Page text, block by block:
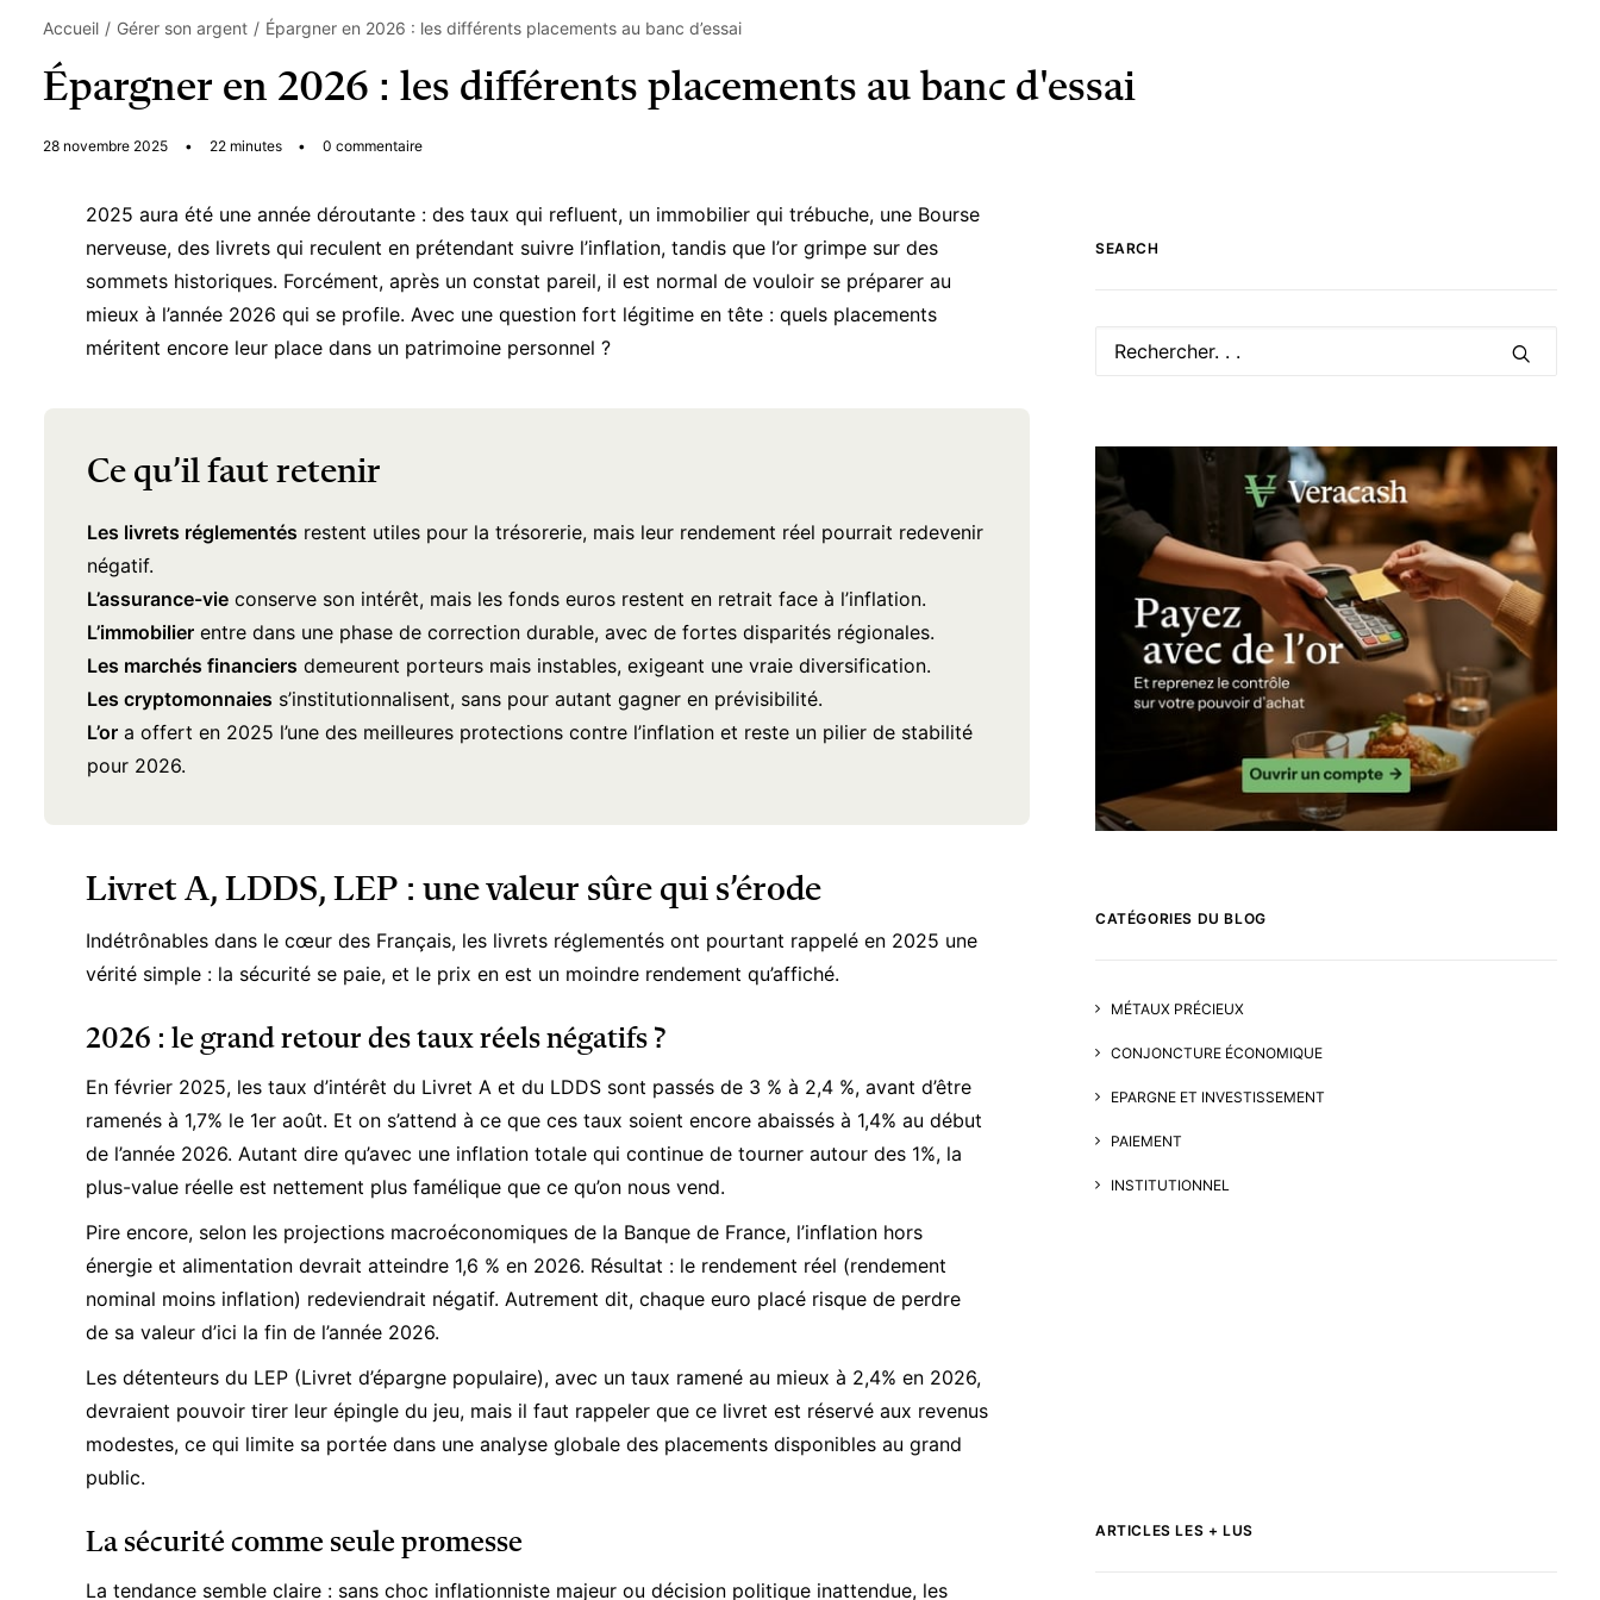
Accueil Gérer son argent Épargner en 2026 : les différents placements au banc d’essai
Épargner en 2026 : les différents placements au banc d'essai
28 novembre 2025 • 22 minutes • 0 commentaire
2025 aura été une année déroutante : des taux qui refluent, un immobilier qui trébuche, une Bourse
nerveuse, des livrets qui reculent en prétendant suivre l’inflation, tandis que l’or grimpe sur des
sommets historiques. Forcément, après un constat pareil, il est normal de vouloir se préparer au
mieux à l’année 2026 qui se profile. Avec une question fort légitime en tête : quels placements
méritent encore leur place dans un patrimoine personnel ?
Ce qu’il faut retenir
Les livrets réglementés restent utiles pour la trésorerie, mais leur rendement réel pourrait redevenir
négatif.
L’assurance-vie conserve son intérêt, mais les fonds euros restent en retrait face à l’inflation.
L’immobilier entre dans une phase de correction durable, avec de fortes disparités régionales.
Les marchés financiers demeurent porteurs mais instables, exigeant une vraie diversification.
Les cryptomonnaies s’institutionnalisent, sans pour autant gagner en prévisibilité.
L’or a offert en 2025 l’une des meilleures protections contre l’inflation et reste un pilier de stabilité
pour 2026.
Livret A, LDDS, LEP : une valeur sûre qui s’érode
Indétrônables dans le cœur des Français, les livrets réglementés ont pourtant rappelé en 2025 une
vérité simple : la sécurité se paie, et le prix en est un moindre rendement qu’affiché.
2026 : le grand retour des taux réels négatifs ?
En février 2025, les taux d’intérêt du Livret A et du LDDS sont passés de 3 % à 2,4 %, avant d’être
ramenés à 1,7% le 1er août. Et on s’attend à ce que ces taux soient encore abaissés à 1,4% au début
de l’année 2026. Autant dire qu’avec une inflation totale qui continue de tourner autour des 1%, la
plus-value réelle est nettement plus famélique que ce qu’on nous vend.
Pire encore, selon les projections macroéconomiques de la Banque de France, l’inflation hors
énergie et alimentation devrait atteindre 1,6 % en 2026. Résultat : le rendement réel (rendement
nominal moins inflation) redeviendrait négatif. Autrement dit, chaque euro placé risque de perdre
de sa valeur d’ici la fin de l’année 2026.
Les détenteurs du LEP (Livret d’épargne populaire), avec un taux ramené au mieux à 2,4% en 2026,
devraient pouvoir tirer leur épingle du jeu, mais il faut rappeler que ce livret est réservé aux revenus
modestes, ce qui limite sa portée dans une analyse globale des placements disponibles au grand
public.
La sécurité comme seule promesse
La tendance semble claire : sans choc inflationniste majeur ou décision politique inattendue, les
SEARCH
CATÉGORIES DU BLOG
MÉTAUX PRÉCIEUX
CONJONCTURE ÉCONOMIQUE
EPARGNE ET INVESTISSEMENT
PAIEMENT
INSTITUTIONNEL
ARTICLES LES + LUS